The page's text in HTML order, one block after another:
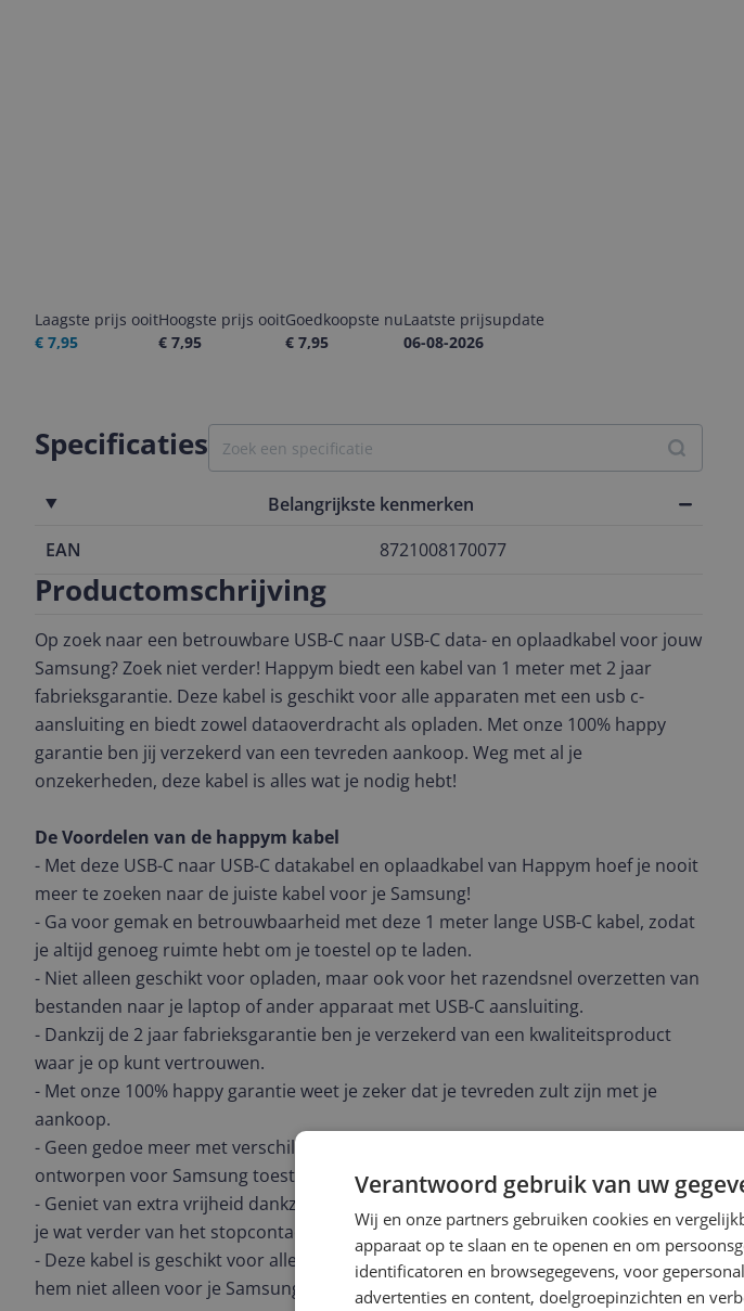
Laagste prijs ooit
€ 7,95
Hoogste prijs ooit
€ 7,95
Goedkoopste nu
€ 7,95
Laatste prijsupdate
06-08-2026
Specificaties
Belangrijkste kenmerken
EAN
8721008170077
Productomschrijving
Op zoek naar een betrouwbare USB-C naar USB-C data- en oplaadkabel voor jouw
Samsung? Zoek niet verder! Happym biedt een kabel van 1 meter met 2 jaar
fabrieksgarantie. Deze kabel is geschikt voor alle apparaten met een usb c-
aansluiting en biedt zowel dataoverdracht als opladen. Met onze 100% happy
garantie ben jij verzekerd van een tevreden aankoop. Weg met al je
onzekerheden, deze kabel is alles wat je nodig hebt!
De Voordelen van de happym kabel
- Met deze USB-C naar USB-C datakabel en oplaadkabel van Happym hoef je nooit
meer te zoeken naar de juiste kabel voor je Samsung!
- Ga voor gemak en betrouwbaarheid met deze 1 meter lange USB-C kabel, zodat
je altijd genoeg ruimte hebt om je toestel op te laden.
- Niet alleen geschikt voor opladen, maar ook voor het razendsnel overzetten van
bestanden naar je laptop of ander apparaat met USB-C aansluiting.
- Dankzij de 2 jaar fabrieksgarantie ben je verzekerd van een kwaliteitsproduct
waar je op kunt vertrouwen.
- Met onze 100% happy garantie weet je zeker dat je tevreden zult zijn met je
aankoop.
- Geen gedoe meer met verschillende kabels, want deze USB-C kabel is speciaal
ontworpen voor Samsung toestellen.
- Geniet van extra vrijheid dankzij de 2 meter lengte van de kabel, perfect voor als
je wat verder van het stopcontact zit.
- Deze kabel is geschikt voor alle apparaten met een USB-C aansluiting, zodat je
hem niet alleen voor je Samsung kunt gebruiken, maar ook voor andere gadgets.
Verantwoord gebruik van uw
Wij en onze partners gebruiken cookies en
apparaat op te slaan en te openen en om
identificatoren en browsegegevens, voor
advertenties en content, doelgroepinzichten en